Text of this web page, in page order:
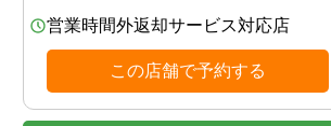
営業時間外返却サービス対応店
この店舗で予約する